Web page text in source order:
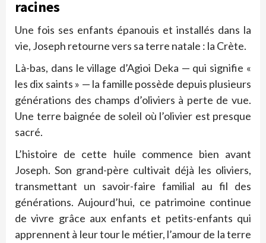
racines
Une fois ses enfants épanouis et installés dans la
vie, Joseph retourne vers sa terre natale : la Crète.
Là-bas, dans le village d’Agioi Deka — qui signifie «
les dix saints » — la famille possède depuis plusieurs
générations des champs d’oliviers à perte de vue.
Une terre baignée de soleil où l’olivier est presque
sacré.
L’histoire de cette huile commence bien avant
Joseph. Son grand-père cultivait déjà les oliviers,
transmettant un savoir-faire familial au fil des
générations. Aujourd’hui, ce patrimoine continue
de vivre grâce aux enfants et petits-enfants qui
apprennent à leur tour le métier, l’amour de la terre